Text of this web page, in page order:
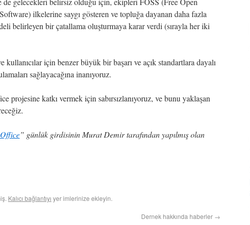
ilkelerine saygı gösteren ve topluğa dayanan daha fazla
belirleyen bir çatallama oluşturmaya karar verdi (sırayla her iki
için benzer büyük bir başarı ve açık standartlara dayalı
sağlayacağına inanıyoruz.
projesine katkı vermek için sabırsızlanıyoruz, ve bunu yaklaşan
” günlük girdisinin Murat Demir tarafından yapılmış olan
Kalıcı bağlantıyı yer imlerinize ekleyin.
Dernek hakkında haberler →